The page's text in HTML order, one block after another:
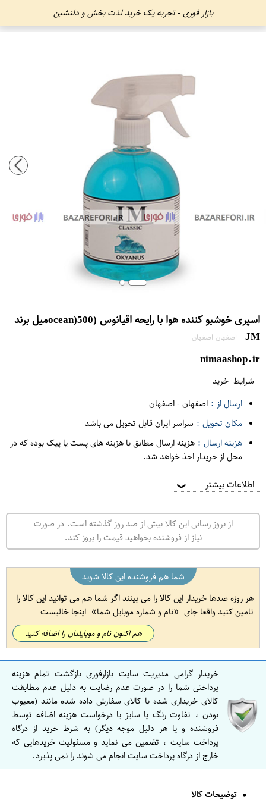
بازار فوری - تجربه یک خرید لذت بخش و دلنشین
اسپری خوشبو کننده هوا با رایحه اقیانوس (ocean)500میل برند
JM
اصفهان اصفهان
nimaashop.ir
شرایط خرید
ارسال از : اصفهان-اصفهان
مکان تحویل : سراسر ایران قابل تحویل می باشد
هزینه ارسال : هزینه ارسال مطابق با هزینه های پست یا پیک بوده که در
محل از خریدار اخذ خواهد شد.
اطلاعات بیشتر ❯
از بروز رسانی این کالا بیش از صد روز گذشته است. در صورت
نیاز از فروشنده بخواهید قیمت را بروز کند.
شما هم فروشنده این کالا شوید
هر روزه صدها خریدار این کالا را می بینند اگر شما هم می توانید این کالا را
تامین کنید واقعا جای
نام و شماره موبایل شما اینجا خالیست
هم اکنون نام و موبایلتان را اضافه کنید
خریدار گرامی مدیریت سایت بازارفوری بازگشت تمام هزینه
پرداختی شما را در صورت عدم رضایت به دلیل عدم مطابقت
کالای خریداری شده با کالای سفارش داده شده مانند (معیوب
بودن ، تفاوت رنگ یا سایز یا درخواست هزینه اضافه توسط
فروشنده و یا هر دلیل موجه دیگر) به شرط خرید از درگاه
پرداخت سایت ، تضمین می نماید و مسئولیت خریدهایی که
خارج از درگاه پرداخت سایت انجام می شوند را نمی پذیرد.
توضیحات کالا